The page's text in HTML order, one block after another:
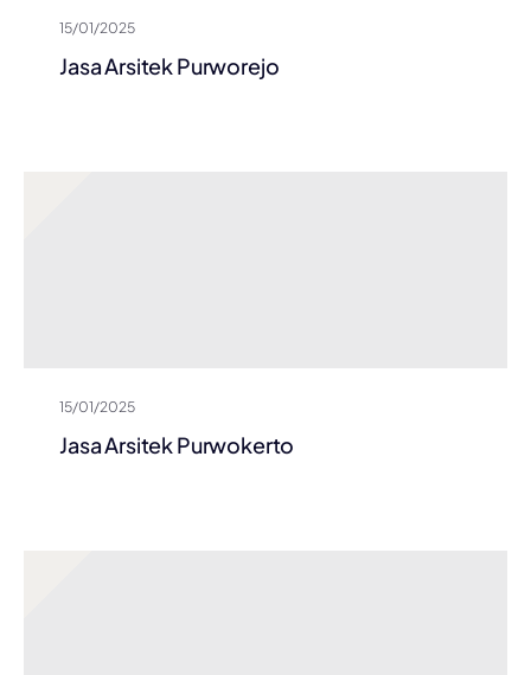
15/01/2025
Jasa Arsitek Purworejo
15/01/2025
Jasa Arsitek Purwokerto